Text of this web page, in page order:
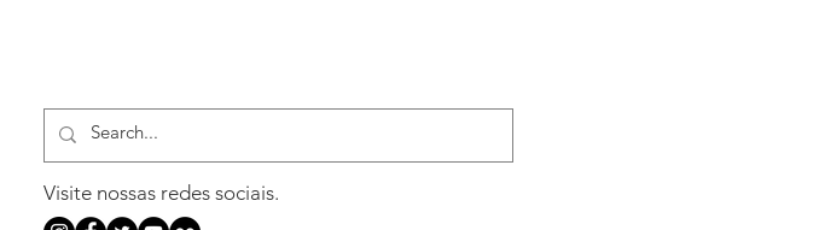
Visite nossas redes sociais.